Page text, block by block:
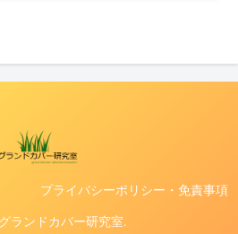
プライバシーポリシー・免責事項
ランドカバー研究室.